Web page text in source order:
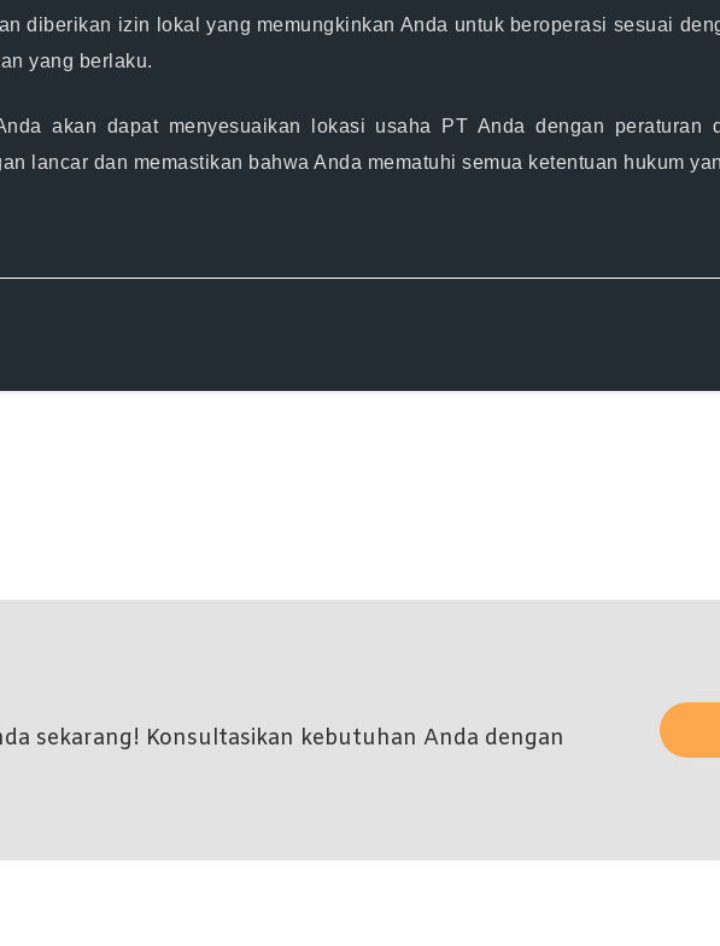
diberikan izin lokal yang memungkinkan Anda untuk beroperasi sesuai
yang berlaku.
akan dapat menyesuaikan lokasi usaha PT Anda dengan peraturan
lancar dan memastikan bahwa Anda mematuhi semua ketentuan hukum
sekarang! Konsultasikan kebutuhan Anda dengan